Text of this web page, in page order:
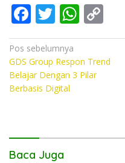
F
ac
e
b
o
T
w
itt
er
W
h
at
s
o
p
y
Navigasi
pos
Pos sebelumnya
GDS Group Respon Trend
Belajar Dengan 3 Pilar
Berbasis Digital
Baca Juga